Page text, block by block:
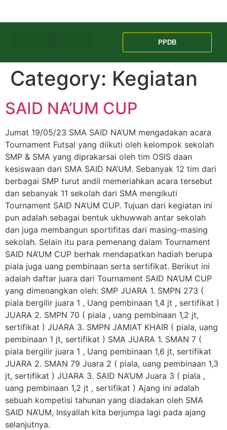
PPDB
Category: Kegiatan
SAID NA’UM CUP
Jumat 19/05/23 SMA SAID NA’UM mengadakan acara
Tournament Futsal yang diikuti oleh kelompok sekolah
SMP & SMA yang diprakarsai oleh tim OSIS daan
kesiswaan dari SMA SAID NA’UM. Sebanyak 12 tim dari
berbagai SMP turut andil memeriahkan acara tersebut
dan sebanyak 11 sekolah dari SMA mengikuti
Tournament SAID NA’UM CUP. Tujuan dari kegiatan ini
pun adalah sebagai bentuk ukhuwwah antar sekolah
dan juga membangun sportifitas dari masing-masing
sekolah. Selain itu para pemenang dalam Tournament
SAID NA’UM CUP berhak mendapatkan hadiah berupa
piala juga uang pembinaan serta sertifikat. Berikut ini
adalah daftar juara dari Tournament SAID NA’UM CUP
yang dimenangkan oleh: SMP JUARA 1. SMPN 273 (
piala bergilir juara 1 , Uang pembinaan 1,4 jt , sertifikat )
JUARA 2. SMPN 70 ( piala , uang pembinaan 1,2 jt,
sertifikat ) JUARA 3. SMPN JAMIAT KHAIR ( piala, uang
pembinaan 1 jt, sertifikat ) SMA JUARA 1. SMAN 7 (
piala bergilir juara 1 , Uang pembinaan 1,6 jt, sertifikat
JUARA 2. SMAN 79 Juara 2 ( piala, uang pembinaan 1,3
jt, sertifikat ) JUARA 3. SAID NA’UM Juara 3 ( piala ,
uang pembinaan 1,2 jt , sertifikat ) Ajang ini adalah
sebuah kompetisi tahunan yang diadakan oleh SMA
SAID NA’UM, Insyallah kita berjumpa lagi pada ajang
selanjutnya.